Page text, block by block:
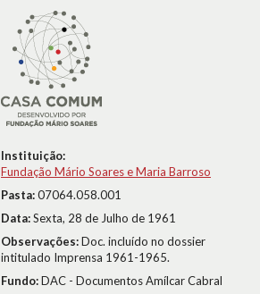
Instituição:
Fundação Mário Soares e Maria Barroso
Pasta:07064.058.001
Data:Sexta, 28 de Julho de 1961
Observações:Doc. incluído no dossier
intitulado Imprensa 1961-1965.
Fundo:DAC - Documentos Amílcar Cabral